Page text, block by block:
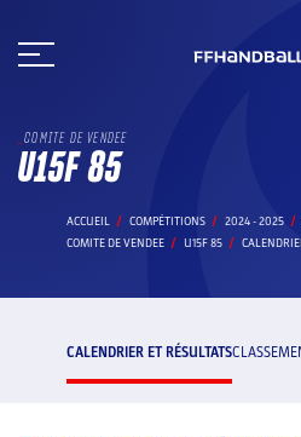
au
COMITE DE VENDEE
U15F 85
ACCUEIL COMPÉTITIONS 2024 - 2025
COMITE DE VENDEE
U15F 85
CALENDRIER ET RÉSULTATS